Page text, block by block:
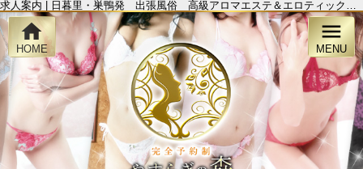
求人案内 | 日暮里・巣鴨発 出張風俗 高級アロマエステ＆エロティック性感 「やすらぎの森」
home
HOME
menu
MENU